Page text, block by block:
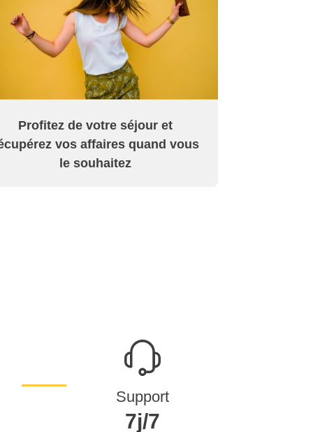
Profitez de votre séjour et
vos affaires quand vous
le souhaitez
Support
7j/7